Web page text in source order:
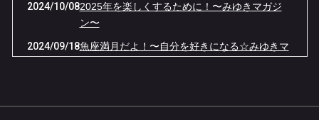
2024/10/082025年を楽しくするために！〜みゆきマガジ
ン〜
2024/09/18魚座満月だよ！〜自分を好きになる☆みゆきマ